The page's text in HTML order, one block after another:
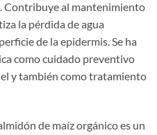
Contribuye al mantenimiento
la pérdida de agua
de la epidermis. Se ha
como cuidado preventivo
y también como tratamiento
de maíz orgánico es un